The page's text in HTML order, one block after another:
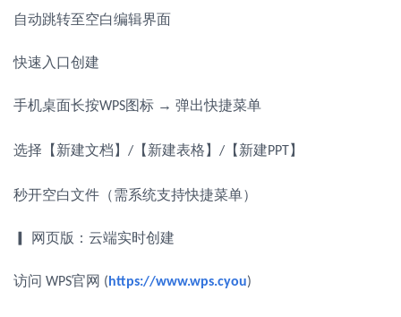
自动跳转至空白编辑界面
快速入口创建
手机桌面长按WPS图标 → 弹出快捷菜单
选择【新建文档】 / 【新建表格】 / 【新建PPT 】
秒开空白文件（需系统支持快捷菜单）
▎ 网页版：云端实时创建
访问 WPS官网 (https://www.wps.cyou)